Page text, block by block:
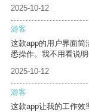
2025-10-12
游客
这款app的用户界面简
悉操作。我不用看说
2025-10-12
游客
这款app让我的工作效